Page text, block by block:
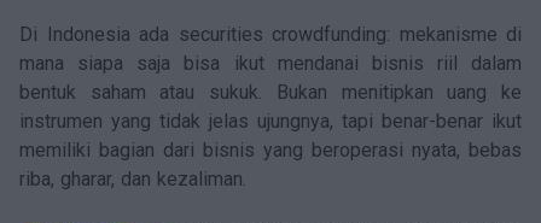
Di Indonesia ada securities crowdfunding: mekanisme di
mana siapa saja bisa ikut mendanai bisnis riil dalam
bentuk saham atau sukuk. Bukan menitipkan uang ke
instrumen yang tidak jelas ujungnya, tapi benar-benar ikut
memiliki bagian dari bisnis yang beroperasi nyata, bebas
riba, gharar, dan kezaliman.